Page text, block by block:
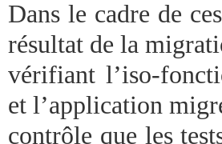
Dans le cadre de
résultat de la
vérifiant l’iso-
et l’application
contrôle que les